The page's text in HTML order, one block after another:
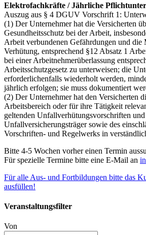
Elektrofachkräfte / Jährliche
Auszug aus § 4 DGUV Vorschrift 1:
(1) Der Unternehmer hat die Versicherten
Gesundheitsschutz bei der Arbeit,
Arbeit verbundenen Gefährdungen und die
Verhütung, entsprechend §12 Absatz 1
bei einer Arbeitnehmerüberlassung
Arbeitsschutzgesetz zu unterweisen; die
erforderlichenfalls wiederholt werden,
jährlich erfolgen; sie muss dokumentiert
(2) Der Unternehmer hat den Versicherten
Arbeitsbereich oder für ihre Tätigkeit
geltenden Unfallverhütungsvorschriften
Unfallversicherungsträger sowie des
Vorschriften- und Regelwerks in
Bitte 4-5 Wochen vorher einen Termin
Für spezielle Termine bitte eine E-Mail an
Für alle Aus- und Fortbildungen bitte das
ausfüllen!
Veranstaltungsfilter
Von